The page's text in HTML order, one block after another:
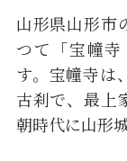
山形県山形市
つて「宝幢
す。宝幢寺は
古刹で、最上
朝時代に山形